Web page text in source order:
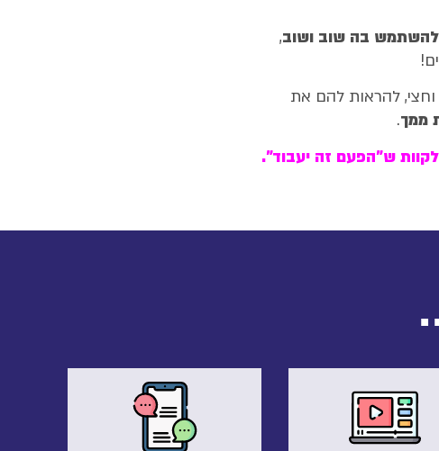
להשתמש בה שוב ושוב,
להראות להם את
ממך.
ש"הפעם זה יעבוד".